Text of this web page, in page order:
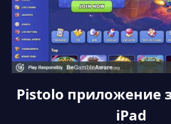
Pistolo приложение
iPad